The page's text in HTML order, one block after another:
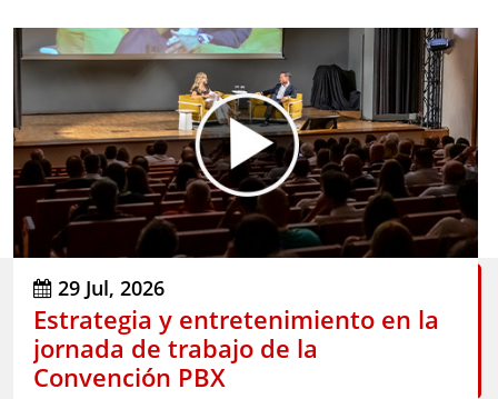
TU ALMACÉN DE RECOGIDA
29 Jul, 2026
Estrategia y entretenimiento en la
jornada de trabajo de la
Convención PBX